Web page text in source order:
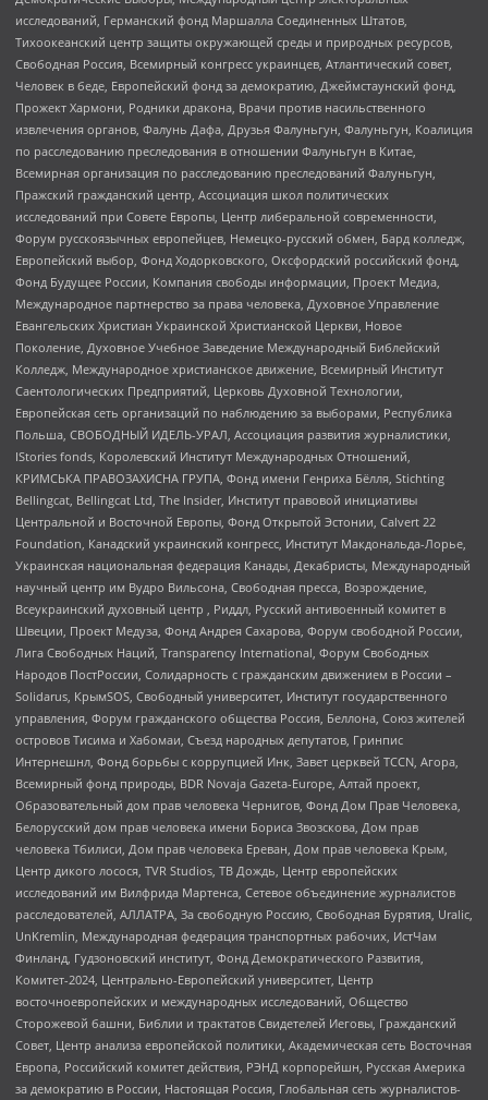
исследований, Германский фонд Маршалла Соединенных Штатов,
Тихоокеанский центр защиты окружающей среды и природных ресурсов,
Свободная Россия, Всемирный конгресс украинцев, Атлантический совет,
Человек в беде, Европейский фонд за демократию, Джеймстаунский фонд,
Прожект Хармони, Родники дракона, Врачи против насильственного
извлечения органов, Фалунь Дафа, Друзья Фалуньгун, Фалуньгун, Коалиция
по расследованию преследования в отношении Фалуньгун в Китае,
Всемирная организация по расследованию преследований Фалуньгун,
Пражский гражданский центр, Ассоциация школ политических
исследований при Совете Европы, Центр либеральной современности,
Форум русскоязычных европейцев, Немецко-русский обмен, Бард колледж,
Европейский выбор, Фонд Ходорковского, Оксфордский российский фонд,
Фонд Будущее России, Компания свободы информации, Проект Медиа,
Международное партнерство за права человека, Духовное Управление
Евангельских Христиан Украинской Христианской Церкви, Новое
Поколение, Духовное Учебное Заведение Международный Библейский
Колледж, Международное христианское движение, Всемирный Институт
Саентологических Предприятий, Церковь Духовной Технологии,
Европейская сеть организаций по наблюдению за выборами, Республика
Польша, СВОБОДНЫЙ ИДЕЛЬ-УРАЛ, Ассоциация развития журналистики,
IStories fonds, Королевский Институт Международных Отношений,
КРИМСЬКА ПРАВОЗАХИСНА ГРУПА, Фонд имени Генриха Бёлля, Stichting
Bellingcat, Bellingcat Ltd, The Insider, Институт правовой инициативы
Центральной и Восточной Европы, Фонд Открытой Эстонии, Calvert 22
Foundation, Канадский украинский конгресс, Институт Макдональда-Лорье,
Украинская национальная федерация Канады, Декабристы, Международный
научный центр им Вудро Вильсона, Свободная пресса, Возрождение,
Всеукраинский духовный центр , Риддл, Русский антивоенный комитет в
Швеции, Проект Медуза, Фонд Андрея Сахарова, Форум свободной России,
Лига Свободных Наций, Transparеncy International, Форум Свободных
Народов ПостРоссии, Солидарность с гражданским движением в России –
Solidarus, КрымSOS, Свободный университет, Институт государственного
управления, Форум гражданского общества Россия, Беллона, Союз жителей
островов Тисима и Хабомаи, Съезд народных депутатов, Гринпис
Интернешнл, Фонд борьбы с коррупцией Инк, Завет церквей TCCN, Агора,
Всемирный фонд природы, BDR Novaja Gazeta-Europe, Алтай проект,
Образовательный дом прав человека Чернигов, Фонд Дом Прав Человека,
Белорусский дом прав человека имени Бориса Звозскова, Дом прав
человека Тбилиси, Дом прав человека Ереван, Дом прав человека Крым,
Центр дикого лосося, TVR Studios, ТВ Дождь, Центр европейских
исследований им Вилфрида Мартенса, Сетевое объединение журналистов
расследователей, АЛЛАТРА, За свободную Россию, Свободная Бурятия, Uralic,
UnKremlin, Международная федерация транспортных рабочих, ИстЧам
Финланд, Гудзоновский институт, Фонд Демократического Развития,
Комитет-2024, Центрально-Европейский университет, Центр
восточноевропейских и международных исследований, Общество
Сторожевой башни, Библии и трактатов Свидетелей Иеговы, Гражданский
Совет, Центр анализа европейской политики, Академическая сеть Восточная
Европа, Российский комитет действия, РЭНД корпорейшн, Русская Америка
за демократию в России, Настоящая Россия, Глобальная сеть журналистов-